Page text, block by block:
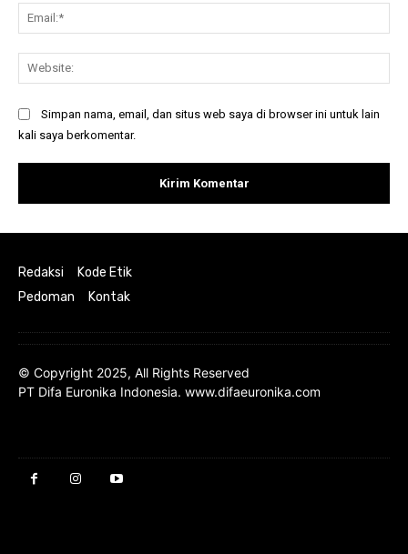
Simpan nama, email, dan situs web saya di browser ini untuk lain
kali saya berkomentar.
Redaksi
Kode Etik
Pedoman
Kontak
© Copyright 2025, All Rights Reserved
PT Difa Euronika Indonesia. www.difaeuronika.com